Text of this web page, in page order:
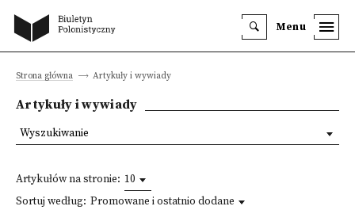
Menu
Strona główna Artykuły i wywiady
Artykuły i wywiady
Artykułów na stronie: 10
Sortuj według: Promowane i ostatnio dodane
Wyszukiwanie